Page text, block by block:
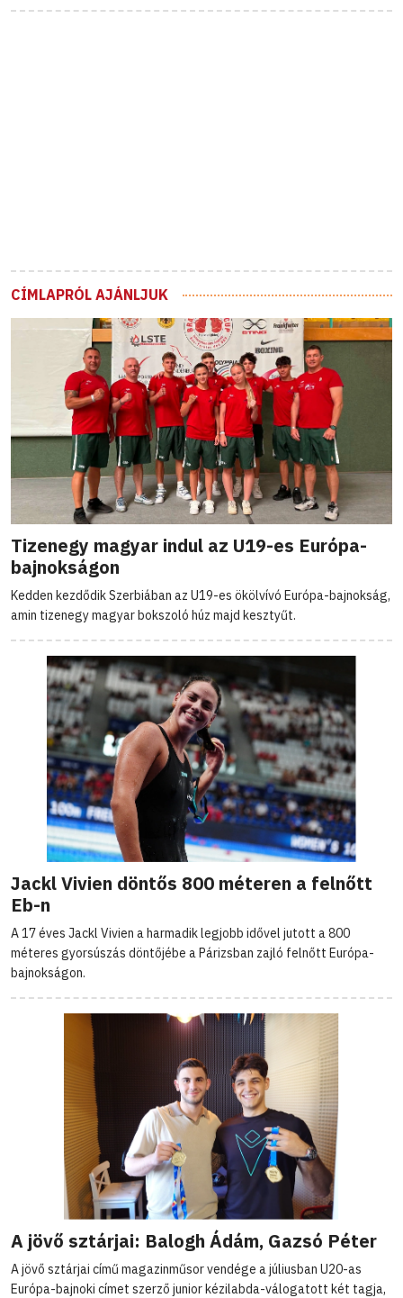
CÍMLAPRÓL AJÁNLJUK
Tizenegy magyar indul az U19-es Európa-
bajnokságon
Kedden kezdődik Szerbiában az U19-es ökölvívó Európa-bajnokság,
amin tizenegy magyar bokszoló húz majd kesztyűt.
Jackl Vivien döntős 800 méteren a felnőtt
Eb-n
A 17 éves Jackl Vivien a harmadik legjobb idővel jutott a 800
méteres gyorsúszás döntőjébe a Párizsban zajló felnőtt Európa-
bajnokságon.
A jövő sztárjai: Balogh Ádám, Gazsó Péter
A jövő sztárjai című magazinműsor vendége a júliusban U20-as
Európa-bajnoki címet szerző junior kézilabda-válogatott két tagja,